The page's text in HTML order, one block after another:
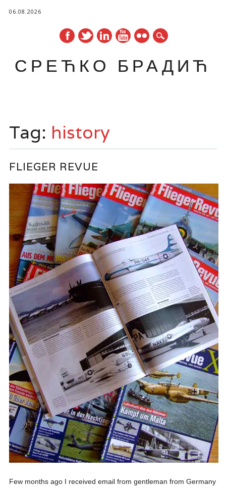
06.08.2026
СРЕЋКО БРАДИЋ
content
Tag: history
FLIEGER REVUE
Few months ago I received email from gentleman from Germany